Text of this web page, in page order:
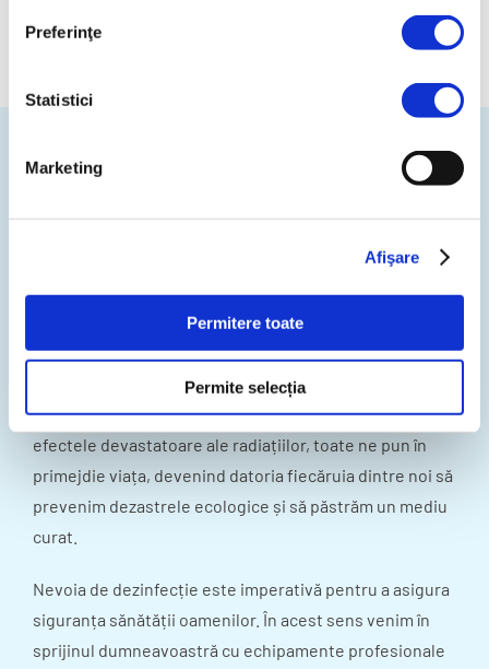
Preferinţe
Statistici
Marketing
Afişare
Permitere toate
Permite selecția
Provocările toxice cu care se confruntă mediul
înconjurător amenință sănătatea planetei și, odată cu
ea, sănătatea fiecărui locuitor al acesteia. De la
poluarea fonică, a apei, a aerului și a solului și până la
efectele devastatoare ale radiațiilor, toate ne pun în
primejdie viața, devenind datoria fiecăruia dintre noi să
prevenim dezastrele ecologice și să păstrăm un mediu
curat.
Nevoia de dezinfecție este imperativă pentru a asigura
siguranța sănătății oamenilor. În acest sens venim în
sprijinul dumneavoastră cu echipamente profesionale